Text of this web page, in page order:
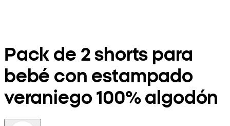
Pack de 2 shorts para
bebé con estampado
veraniego 100% algodón